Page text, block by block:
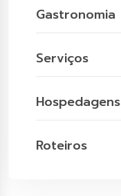
Gastronomia
Serviços
Hospedagens
Roteiros